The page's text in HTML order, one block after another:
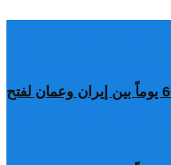
إعلان وشيك عن اتفاق لـ60 يوماً بين إيران وعمان لفتح